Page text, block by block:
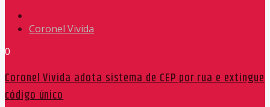
Coronel Vivida
0
Coronel Vivida adota sistema de CEP por rua e extingue
código único